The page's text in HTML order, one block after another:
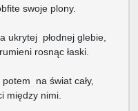
swoje plony.
ukrytej płodnej glebie,
rosnąc łaski.
na świat cały,
między nimi.